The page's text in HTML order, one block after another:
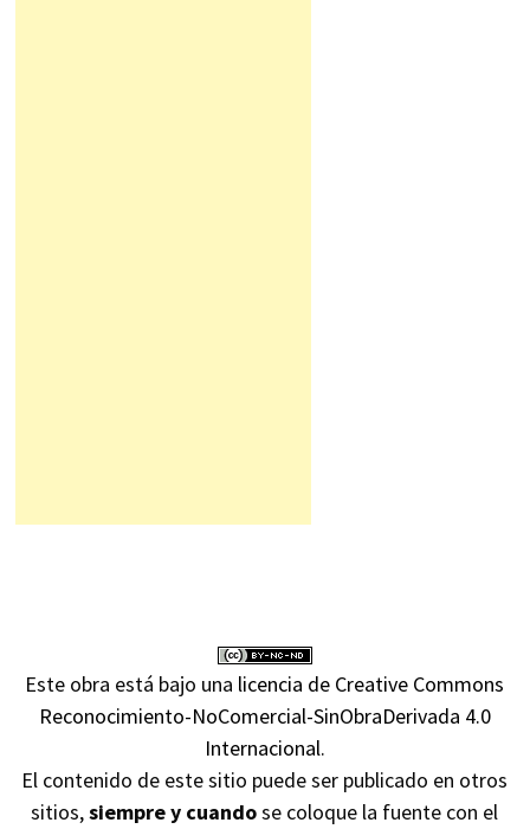
Este obra está bajo una licencia de Creative Commons
Reconocimiento-NoComercial-SinObraDerivada 4.0
Internacional.
El contenido de este sitio puede ser publicado en otros
sitios,siempre y cuandose coloque la fuente con el